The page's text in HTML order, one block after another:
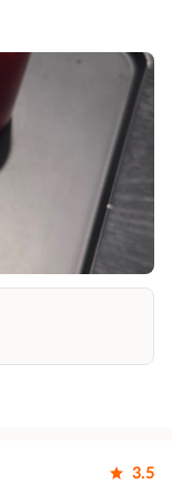
3.5